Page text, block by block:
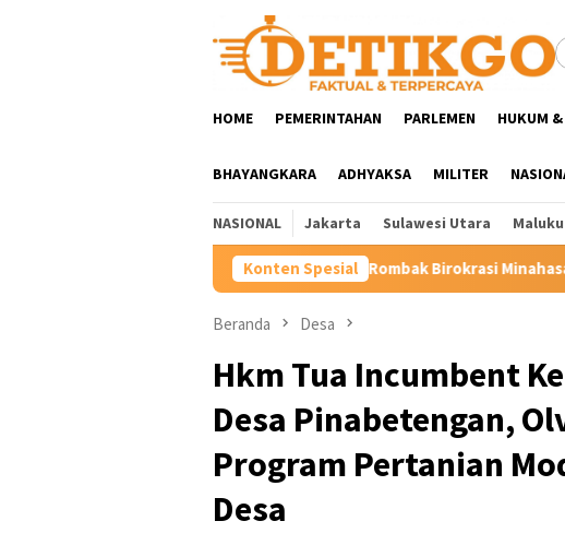
HOME PEMERINTAHAN PARLEMEN HUKUM
BHAYANGKARA ADHYAKSA MILITER
NASIONAL Jakarta Sulawesi Utara
Konten Spesial
Rombak Birokrasi Minahasa, Bupati Robby
Beranda Desa
Hkm Tua Incumbent
Desa Pinabetengan,
Program Pertanian
Desa